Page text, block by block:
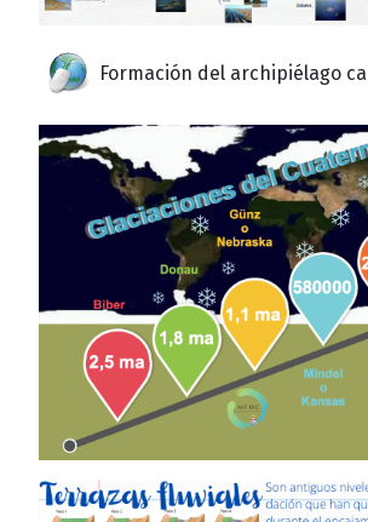
Formación del archipiélago